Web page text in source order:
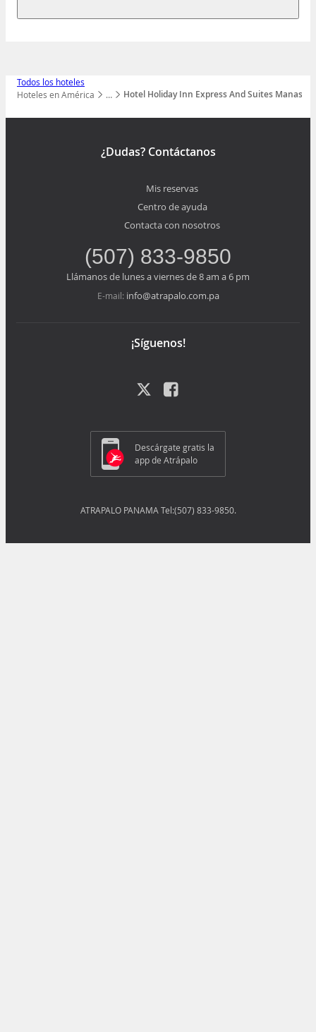
Todos los hoteles
…
Mostrar todos los niveles
Hoteles en América Hotel Holiday Inn Express And Suites Manassas
¿Dudas? Contáctanos
Mis reservas
Centro de ayuda
Contacta con nosotros
(507) 833-9850
Llámanos de lunes a viernes de 8 am a 6 pm
E-mail: info@atrapalo.com.pa
¡Síguenos!
Descárgate gratis la
app de Atrápalo
ATRAPALO PANAMA Tel:(507) 833-9850.